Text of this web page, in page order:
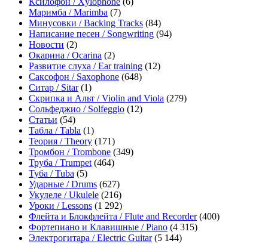
Маримба / Marimba (7)
Минусовки / Backing Tracks (84)
Написание песен / Songwriting (94)
Новости (2)
Окарина / Ocarina (2)
Развитие слуха / Ear training (12)
Саксофон / Saxophone (648)
Ситар / Sitar(1)
Скрипка и Альт / Violin and Viola (279)
Сольфеджио / Solfeggio (12)
Статьи (54)
Табла / Tabla (1)
Теория / Theory (171)
Тромбон / Trombone (349)
Труба / Trumpet (464)
Туба / Tuba (5)
Ударные / Drums (627)
Укулеле / Ukulele (216)
Уроки / Lessons (1 292)
Флейта и Блокфлейта / Flute and Recorder(400)
Фортепиано и Клавишные / Piano (4 315)
Электрогитара / Electric Guitar(5 144)